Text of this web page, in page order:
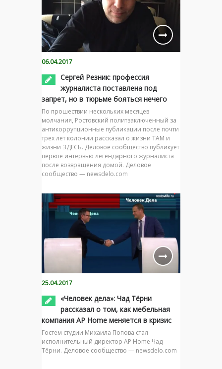
06.04.2017
Сергей Резник: профессия
журналиста поставлена под
запрет, но в тюрьме бояться нечего
По прошествии нескольких месяцев
молчания, Ростовский политзаключенный за
антикоррупционные публикации после почти
трех лет колонии рассказал о жизни ТАМ и
жизни ЗДЕСЬ. Деловое сообщество публикует
первое интервью легендарного журналиста
после возвращения домой. Деловое
сообщество — newsdelo.com
25.04.2017
«Человек дела»: Чад Тёрни
рассказал о том, как мебельная
компания AP Home меняется в кризис
Гостем студии Михаила Попова стал
исполнительный директор AP Home Чад
Тёрни. Деловое сообщество — newsdelo.com